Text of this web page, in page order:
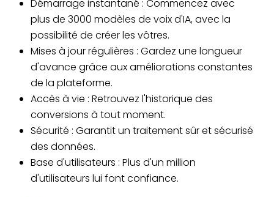
Démarrage instantané : Commencez avec
plus de 3000 modèles de voix d'IA, avec la
possibilité de créer les vôtres.
Mises à jour régulières : Gardez une longueur
d'avance grâce aux améliorations constantes
de la plateforme.
Accès à vie : Retrouvez l'historique des
conversions à tout moment.
Sécurité : Garantit un traitement sûr et sécurisé
des données.
Base d'utilisateurs : Plus d'un million
d'utilisateurs lui font confiance.